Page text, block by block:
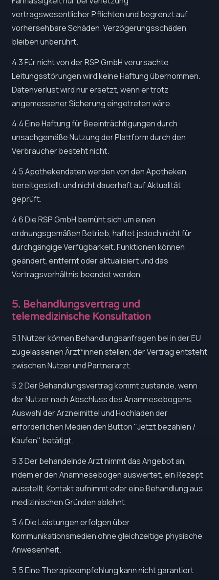
vertragswesentlicher Pflichten und begrenzt auf
vorhersehbare Schäden. Verzögerungsschäden
bleiben unberührt.
4.3 Für nicht von der RSP GmbH verursachte
Leitungsstörungen wird keine Haftung übernommen.
Datenverlust wird nur ersetzt, wenn er trotz
angemessener Sicherung eingetreten wäre.
4.4 Eine Haftung für Beeinträchtigungen durch
unsachgemäße Nutzung der Plattform durch den
Verbraucher besteht nicht.
4.5 Apothekendaten werden von den Apotheken
bereitgestellt und nicht dauerhaft auf Aktualität
geprüft.
4.6 Die RSP GmbH bemüht sich um einen
ordnungsgemäßen Betrieb, haftet jedoch nicht für
durchgängige Verfügbarkeit. Funktionen können
geändert, entfernt oder aktualisiert und das
Vertragsverhältnis beendet werden.
5. Behandlungsvertrag und
telemedizinische Konsultation
5.1 Nutzer können Behandlungsanfragen bei in der EU
zugelassenen Ärzt*innen stellen; der Vertrag entsteht
zwischen Nutzer und Partnerarzt.
5.2 Der Behandlungsvertrag kommt zustande, wenn
der Nutzer nach Abschluss des Anamnesebogens,
Auswahl der Arzneimittel und Hochladen der
erforderlichen Medien den Button "Jetzt bezahlen /
Kaufen" betätigt.
5.3 Der behandelnde Arzt nimmt das Angebot an,
indem er den Anamnesebogen auswertet, ein Rezept
ausstellt, Kontakt aufnimmt oder eine Behandlung aus
medizinischen Gründen ablehnt.
5.4 Die Leistungen erfolgen über
Kommunikationsmedien ohne gleichzeitige physische
Anwesenheit.
5.5 Eine Therapieempfehlung kann nicht garantiert